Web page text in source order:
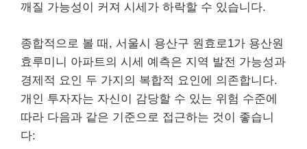
깨질 가능성이 커져 시세가 하락할 수 있습니다.
종합적으로 볼 때, 서울시 용산구 원효로1가 용산원
효루미니 아파트의 시세 예측은 지역 발전 가능성과
경제적 요인 두 가지의 복합적 요인에 의존합니다.
개인 투자자는 자신이 감당할 수 있는 위험 수준에
따라 다음과 같은 기준으로 접근하는 것이 좋습니
다: